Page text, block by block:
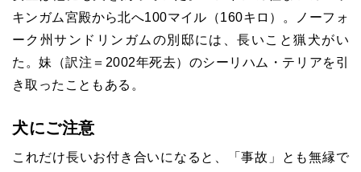
キンガム宮殿から北へ100マイル（160キロ）。ノーフォ
ーク州サンドリンガムの別邸には、長いこと猟犬がい
た。妹（訳注＝ 2002年死去）のシーリハム・テリアを引
き取ったこともある。
犬にご注意
これだけ長いお付き合いになると、「事故」とも無縁で